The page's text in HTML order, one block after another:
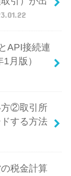
API接続連
月版）
方②取引所
する方法
税金計算